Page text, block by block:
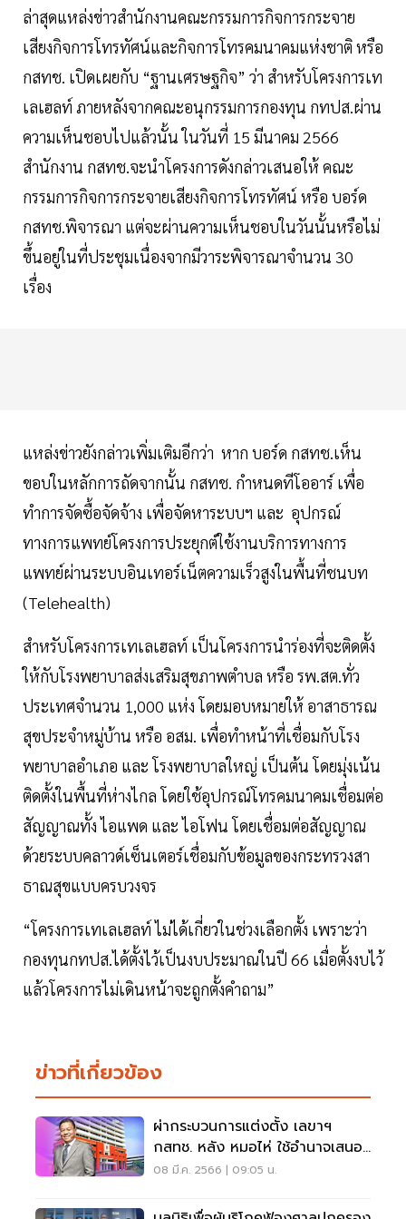
ล่าสุดแหล่งข่าวสำนักงานคณะกรรมการกิจการกระจาย
เสียงกิจการโทรทัศน์และกิจการโทรคมนาคมแห่งชาติ หรือ
กสทช. เปิดเผยกับ “ฐานเศรษฐกิจ” ว่า สำหรับโครงการเท
เลเฮลท์ ภายหลังจากคณะอนุกรรมการกองทุน กทปส.ผ่าน
ความเห็นชอบไปแล้วนั้น ในวันที่ 15 มีนาคม 2566
สำนักงาน กสทช.จะนำโครงการดังกล่าวเสนอให้ คณะ
กรรมการกิจการกระจายเสียงกิจการโทรทัศน์ หรือ บอร์ด
กสทช.พิจารณา แต่จะผ่านความเห็นชอบในวันนั้นหรือไม่
ขึ้นอยู่ในที่ประชุมเนื่องจากมีวาระพิจารณาจำนวน 30
เรื่อง
แหล่งข่าวยังกล่าวเพิ่มเติมอีกว่า หาก บอร์ด กสทช.เห็น
ขอบในหลักการถัดจากนั้น กสทช. กำหนดทีโออาร์ เพื่อ
ทำการจัดซื้อจัดจ้าง เพื่อจัดหาระบบฯ และ อุปกรณ์
ทางการแพทย์โครงการประยุกต์ใช้งานบริการทางการ
แพทย์ผ่านระบบอินเทอร์เน็ตความเร็วสูงในพื้นที่ชนบท
(Telehealth)
สำหรับโครงการเทเลเฮลท์ เป็นโครงการนำร่องที่จะติดตั้ง
ให้กับโรงพยาบาลส่งเสริมสุขภาพตำบล หรือ รพ.สต.ทั่ว
ประเทศจำนวน 1,000 แห่ง โดยมอบหมายให้ อาสาธารณ
สุขประจำหมู่บ้าน หรือ อสม. เพื่อทำหน้าที่เชื่อมกับโรง
พยาบาลอำเภอ และ โรงพยาบาลใหญ่ เป็นต้น โดยมุ่งเน้น
ติดตั้งในพื้นที่ห่างไกล โดยใช้อุปกรณ์โทรคมนาคมเชื่อมต่อ
สัญญาณทั้ง ไอแพด และ ไอโฟน โดยเชื่อมต่อสัญญาณ
ด้วยระบบคลาวด์เซ็นเตอร์เชื่อมกับข้อมูลของกระทรวงสา
ธาณสุขแบบครบวงจร
“โครงการเทเลเฮลท์ ไม่ได้เกี่ยวในช่วงเลือกตั้ง เพราะว่า
กองทุนกทปส.ได้ตั้งไว้เป็นงบประมาณในปี 66 เมื่อตั้งงบไว้
แล้วโครงการไม่เดินหน้าจะถูกตั้งคำถาม”
ข่าวที่เกี่ยวข้อง
ผ่ากระบวนการแต่งตั้ง เลขาฯ
กสทช. หลัง หมอไห่ ใช้อำนาจเสนอ
ชื่อเอง
08 มี.ค. 2566 | 09:05 น.